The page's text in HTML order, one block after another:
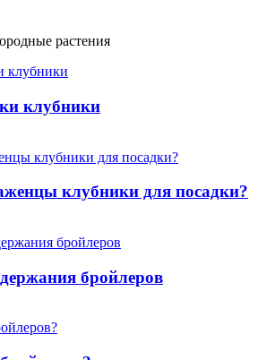
растения
клубники
клубники для посадки?
бройлеров